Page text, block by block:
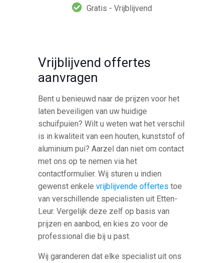
Gratis - Vrijblijvend
Vrijblijvend offertes
aanvragen
Bent u benieuwd naar de prijzen voor het
laten beveiligen van uw huidige
schuifpuien? Wilt u weten wat het verschil
is in kwaliteit van een houten, kunststof of
aluminium pui? Aarzel dan niet om contact
met ons op te nemen via het
contactformulier. Wij sturen u indien
gewenst enkelevrijblijvende offertes toe
van verschillende specialisten uit Etten-
Leur. Vergelijk deze zelf op basis van
prijzen en aanbod, en kies zo voor de
professional die bij u past.
Wij garanderen dat elke specialist uit ons